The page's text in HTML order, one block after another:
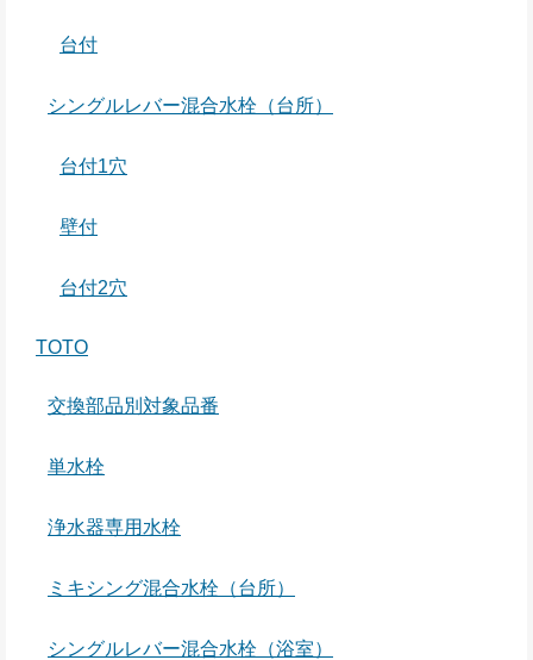
台付
シングルレバー混合水栓（台所）
台付1穴
壁付
台付2穴
TOTO
交換部品別対象品番
単水栓
浄水器専用水栓
ミキシング混合水栓（台所）
シングルレバー混合水栓（浴室）